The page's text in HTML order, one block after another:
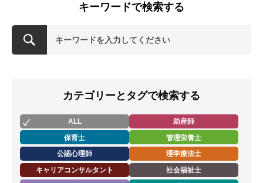
キーワードで検索する
カテゴリーとタグで検索する
ALL
助産師
保育士
管理栄養士
公認心理師
理学療法士
キャリアコンサルタント
社会福祉士